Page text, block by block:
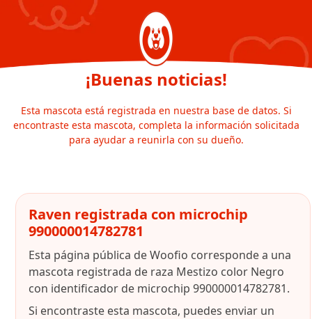
¡Buenas noticias!
Esta mascota está registrada en nuestra base de datos. Si
encontraste esta mascota, completa la información solicitada
para ayudar a reunirla con su dueño.
Raven registrada con microchip
990000014782781
Esta página pública de Woofio corresponde a una
mascota registrada de raza Mestizo color Negro
con identificador de microchip 990000014782781.
Si encontraste esta mascota, puedes enviar un